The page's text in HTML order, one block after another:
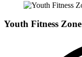
Youth Fitness Zone